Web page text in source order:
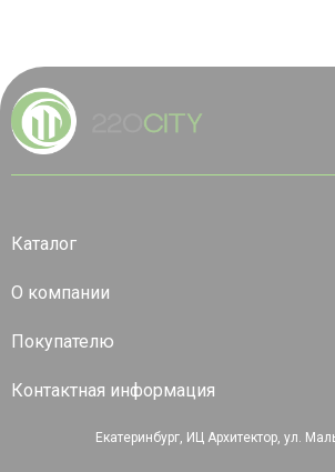
Каталог
О компании
Покупателю
Контактная информация
Екатеринбург, ИЦ Архитектор, ул.